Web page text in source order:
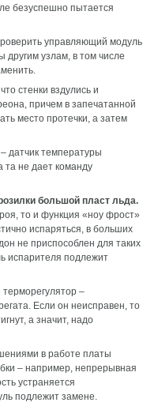
безуспешно пытается
управляющий модуль
другим узлам, в том числе
стенки вздулись и
причем в запечатанной
место протечки, а затем
датчик температуры
не дает команду
большой пласт льда.
то и функция «ноу фрост»
испаряться, в больших
не приспособлен для таких
испарителя подлежит
терморегулятор –
Если он неисправен, то
а значит, надо
в работе платы
– например, непрерывная
устраняется
подлежит замене.